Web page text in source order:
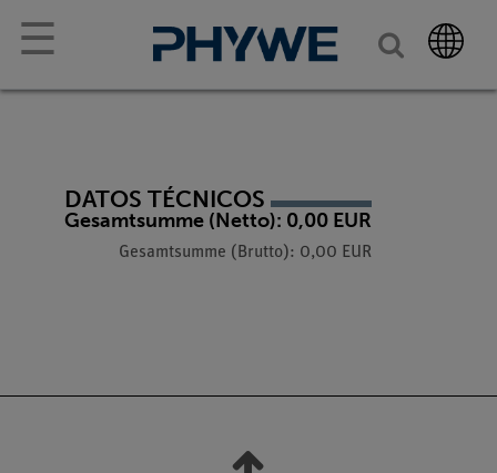
☰
DATOS TÉCNICOS
Gesamtsumme (Netto): 0,00 EUR
Gesamtsumme (Brutto): 0,00 EUR